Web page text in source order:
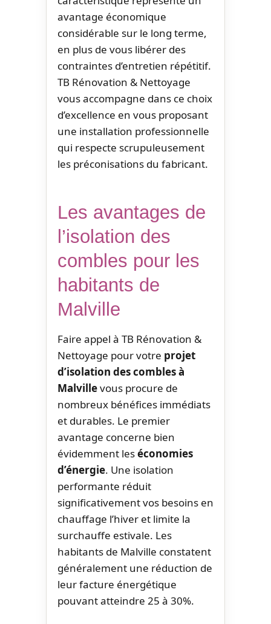
avantage économique
considérable sur le long terme,
en plus de vous libérer des
contraintes d’entretien répétitif.
TB Rénovation & Nettoyage
vous accompagne dans ce choix
d’excellence en vous proposant
une installation professionnelle
qui respecte scrupuleusement
les préconisations du fabricant.
Les avantages de
l’isolation des
combles pour les
habitants de
Malville
Faire appel à TB Rénovation &
Nettoyage pour votre projet
d’isolation des combles à
Malvillevous procure de
nombreux bénéfices immédiats
et durables. Le premier
avantage concerne bien
évidemment leséconomies
d’énergie. Une isolation
performante réduit
significativement vos besoins en
chauffage l’hiver et limite la
surchauffe estivale. Les
habitants de Malville constatent
généralement une réduction de
leur facture énergétique
pouvant atteindre 25 à 30%.